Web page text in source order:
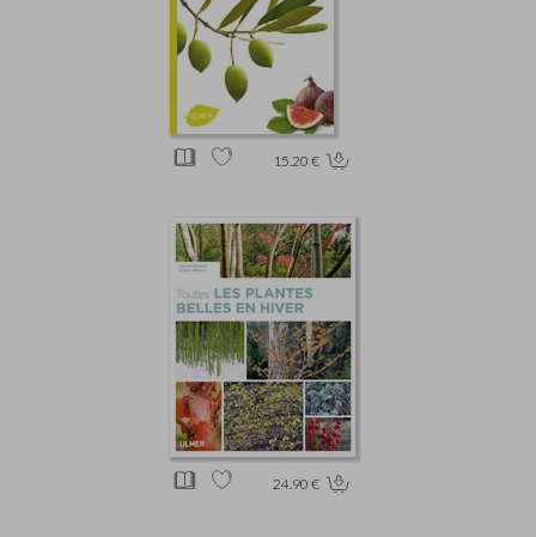
15.20 €
24.90 €